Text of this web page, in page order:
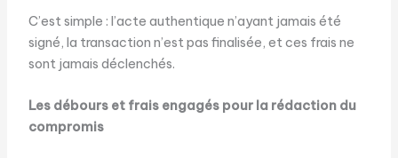
C’est simple : l’acte authentique n’ayant jamais été
signé, la transaction n’est pas finalisée, et ces frais ne
sont jamais déclenchés.
Les débours et frais engagés pour la rédaction du
compromis